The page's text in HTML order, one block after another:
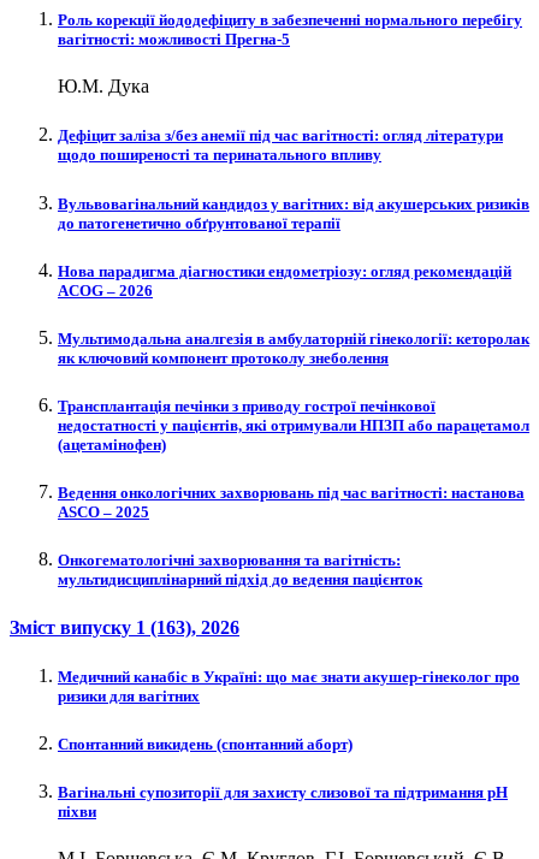
Роль корекції йододефіциту в забезпеченні нормального перебігу
вагітності: можливості Прегна-5
Ю.М. Дука
Дефіцит заліза з/без анемії під час вагітності: огляд літератури
щодо поширеності та перинатального впливу
Вульвовагінальний кандидоз у вагітних: від акушерських ризиків
до патогенетично обґрунтованої терапії
Нова парадигма діагностики ендометріозу: огляд рекомендацій
ACOG – 2026
Мультимодальна аналгезія в амбулаторній гінекології: кеторолак
як ключовий компонент протоколу знеболення
Трансплантація печінки з приводу гострої печінкової
недостатності у пацієнтів, які отримували НПЗП або парацетамол
(ацетамінофен)
Ведення онкологічних захворювань під час вагітності: настанова
ASCO – 2025
Онкогематологічні захворювання та вагітність:
мультидисциплінарний підхід до ведення пацієнток
Зміст випуску 1 (163), 2026
Медичний канабіс в Україні: що має знати акушер-гінеколог про
ризики для вагітних
Спонтанний викидень (спонтанний аборт)
Вагінальні супозиторії для захисту слизової та підтримання рН
піхви